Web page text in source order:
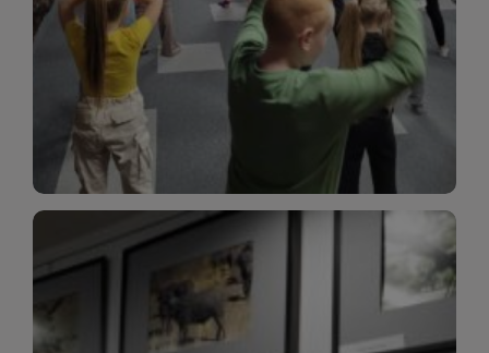
Dla Dzieci
To miejsce stworzone z myślą o najmłodszych
czytelnikach i ich rodzicach. Znajdziesz tu
Wydarzenia
W tej zakładce publikujemy informacje o